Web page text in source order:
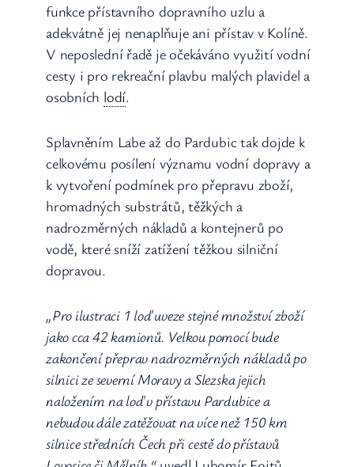
funkce přístavního dopravního uzlu a
adekvátně jej nenaplňuje ani přístav v Kolíně.
V neposlední řadě je očekáváno využití vodní
cesty i pro rekreační plavbu malých plavidel a
osobních lodí.
Splavněním Labe až do Pardubic tak dojde k
celkovému posílení významu vodní dopravy a
k vytvoření podmínek pro přepravu zboží,
hromadných substrátů, těžkých a
nadrozměrných nákladů a kontejnerů po
vodě, které sníží zatížení těžkou silniční
dopravou.
„Pro ilustraci 1 loď uveze stejné množství zboží
jako cca 42 kamionů. Velkou pomocí bude
zakončení přeprav nadrozměrných nákladů po
silnici ze severní Moravy a Slezska jejich
naložením na loď v přístavu Pardubice a
nebudou dále zatěžovat na více než 150 km
silnice středních Čech při cestě do přístavů